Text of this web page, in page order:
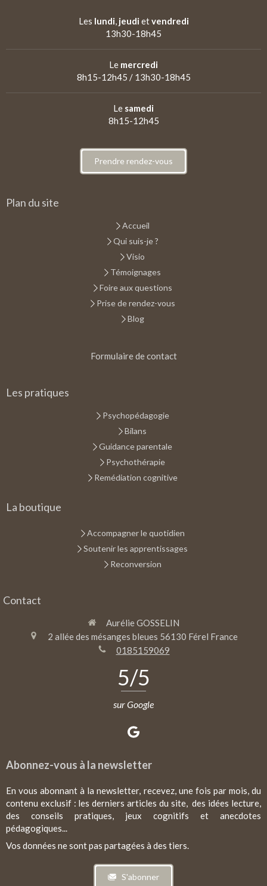
Les lundi, jeudi etvendredi
13h30-18h45
Le mercredi
8h15-12h45 / 13h30-18h45
Le samedi
8h15-12h45
Prendre rendez-vous
Plan du site
Accueil
Qui suis-je ?
Visio
Témoignages
Foire aux questions
Prise de rendez-vous
Blog
Formulaire de contact
Les pratiques
Psychopédagogie
Bilans
Guidance parentale
Psychothérapie
Remédiation cognitive
La boutique
Accompagner le quotidien
Soutenir les apprentissages
Reconversion
Contact
Aurélie GOSSELIN
2 allée des mésanges bleues 56130 Férel France
0185159069
5/5
sur Google
Abonnez-vous à la newsletter
En vous abonnant à la newsletter, recevez, une fois par mois, du
contenu exclusif : les derniers articles du site, des idées lecture,
des conseils pratiques, jeux cognitifs et anecdotes
pédagogiques...
Vos données ne sont pas partagées à des tiers.
S'abonner